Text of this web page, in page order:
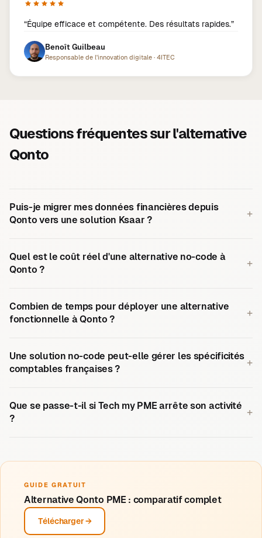
“Équipe efficace et compétente. Des résultats rapides.”
Benoît Guilbeau
Responsable de l'innovation digitale · 4ITEC
Questions fréquentes sur l'alternative
Qonto
Puis-je migrer mes données financières depuis
Qonto vers une solution Ksaar ?
+
Quel est le coût réel d'une alternative no-code à
Qonto ?
+
Combien de temps pour déployer une alternative
fonctionnelle à Qonto ?
+
Une solution no-code peut-elle gérer les spécificités
comptables françaises ?
+
Que se passe-t-il si Tech my PME arrête son activité
?
+
GUIDE GRATUIT
Alternative Qonto PME : comparatif complet
Télécharger →